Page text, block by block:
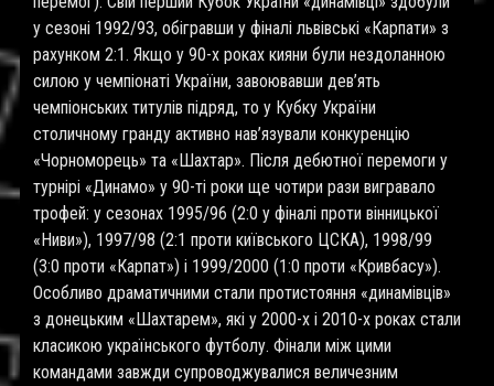
у сезоні 1992/93, обігравши у фіналі львівські «Карпати» з
рахунком 2:1. Якщо у 90-х роках кияни були нездоланною
силою у чемпіонаті України, завоювавши дев’ять
чемпіонських титулів підряд, то у Кубку України
столичному гранду активно нав’язували конкуренцію
«Чорноморець» та «Шахтар». Після дебютної перемоги у
турнірі «Динамо» у 90-ті роки ще чотири рази вигравало
трофей: у сезонах 1995/96 (2:0 у фіналі проти вінницької
«Ниви»), 1997/98 (2:1 проти київського ЦСКА), 1998/99
(3:0 проти «Карпат») і 1999/2000 (1:0 проти «Кривбасу»).
Особливо драматичними стали протистояння «динамівців»
з донецьким «Шахтарем», які у 2000-х і 2010-х роках стали
класикою українського футболу. Фінали між цими
командами завжди супроводжувалися величезним